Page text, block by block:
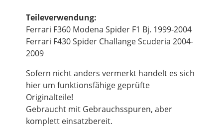
Teileverwendung:
Ferrari F360 Modena Spider F1 Bj. 1999-2004
Ferrari F430 Spider Challange Scuderia 2004-
2009
Sofern nicht anders vermerkt handelt es sich
hier um funktionsfähige geprüfte
Originalteile!
Gebraucht mit Gebrauchsspuren, aber
komplett einsatzbereit.